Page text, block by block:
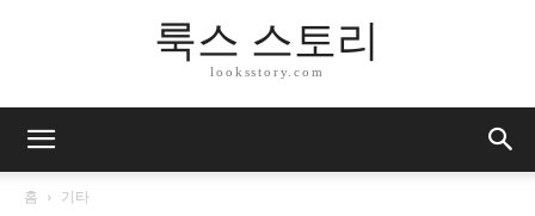
룩스 스토리
looksstory.com
홈 기타